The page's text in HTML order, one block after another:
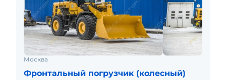
Москва
Фронтальный погрузчик (колесный)